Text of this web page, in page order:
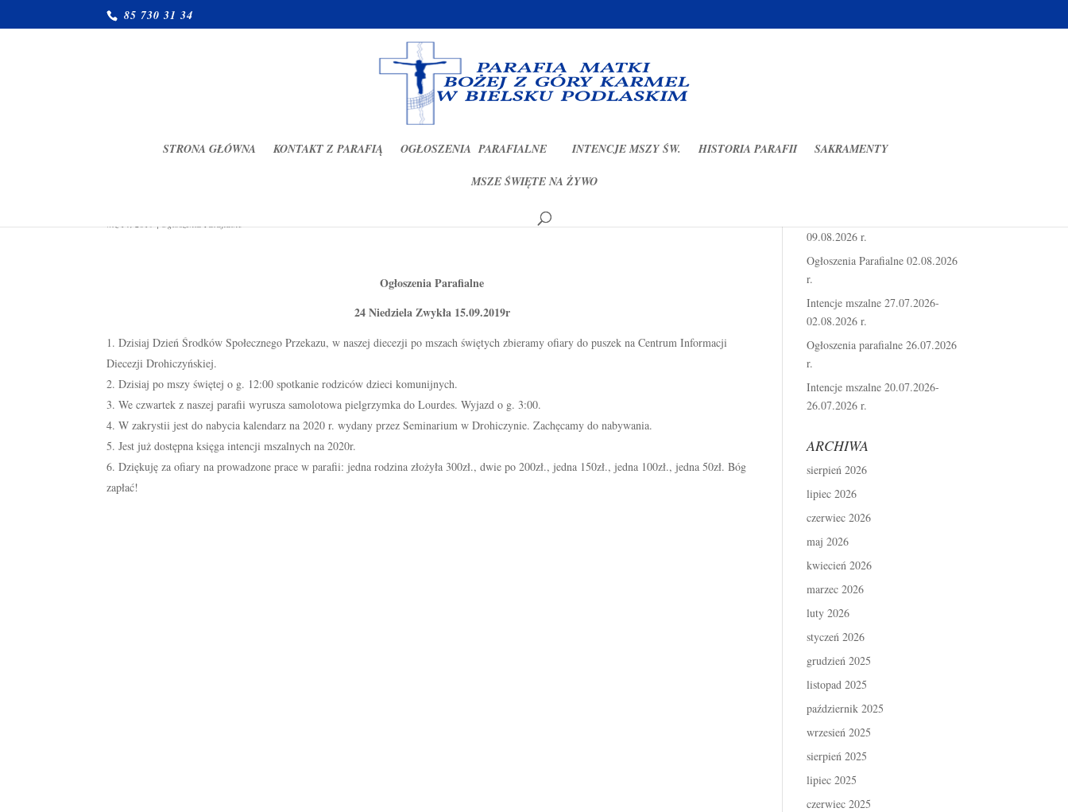
85 730 31 34
STRONA GŁÓWNA KONTAKT Z PARAFIĄ OGŁOSZENIA PARAFIALNE INTENCJE MSZY ŚW. HISTORIA PARAFII SAKRAMENTY
MSZE ŚWIĘTE NA ŻYWO
wrz 14, 2019|Ogłoszenia Parafialne
Ogłoszenia Parafialne
24 Niedziela Zwykła 15.09.2019r
Dzisiaj Dzień Środków Społecznego Przekazu, w naszej diecezji po mszach świętych zbieramy ofiary do puszek na Centrum Informacji
Diecezji Drohiczyńskiej.
Dzisiaj po mszy świętej o g. 12:00 spotkanie rodziców dzieci komunijnych.
We czwartek z naszej parafii wyrusza samolotowa pielgrzymka do Lourdes. Wyjazd o g. 3:00.
W zakrystii jest do nabycia kalendarz na 2020 r. wydany przez Seminarium w Drohiczynie. Zachęcamy do nabywania.
Jest już dostępna księga intencji mszalnych na 2020r.
Dziękuję za ofiary na prowadzone prace w parafii: jedna rodzina złożyła 300zł., dwie po 200zł., jedna 150zł., jedna 100zł., jedna 50zł. Bóg
zapłać!
09.08.2026 r.
Ogłoszenia Parafialne 02.08.2026
r.
Intencje mszalne 27.07.2026-
02.08.2026 r.
Ogłoszenia parafialne 26.07.2026
r.
Intencje mszalne 20.07.2026-
26.07.2026 r.
ARCHIWA
sierpień 2026
lipiec 2026
czerwiec 2026
maj 2026
kwiecień 2026
marzec 2026
luty 2026
styczeń 2026
grudzień 2025
listopad 2025
październik 2025
wrzesień 2025
sierpień 2025
lipiec 2025
czerwiec 2025